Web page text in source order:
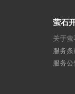
萤石
关于
服务条
服务